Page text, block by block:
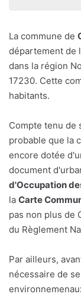
La commune de
département de
dans la région
17230. Cette
habitants.
Compte tenu de
probable que la
encore dotée
document
d'Occupation
la Carte
pas non plus de
du Règlement
Par ailleurs,
nécessaire de